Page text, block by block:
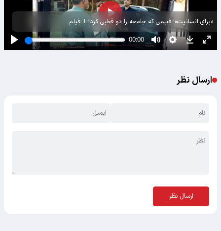
«برای انسانیت»؛ فیلمی که جامعه را دو قطبی کرد! + فیلم
ارسال نظر
ارسال نظر